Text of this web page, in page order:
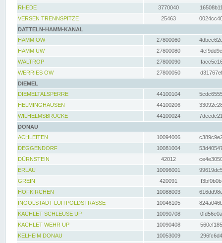
RHEDE
3770040
VERSEN TRENNSPITZE
25463
DATTELN-HAMM-KANAL
HAMM OW
27800060
HAMM UW
27800080
WALTROP
27800090
WERRIES OW
27800050
DIEMEL
DIEMELTALSPERRE
44100104
HELMINGHAUSEN
44100206
WILHELMSBRÜCKE
44100024
DONAU
ACHLEITEN
10094006
DEGGENDORF
10081004
DÜRNSTEIN
42012
ERLAU
10096001
GREIN
420091
HOFKIRCHEN
10088003
INGOLSTADT LUITPOLDSTRASSE
10046105
KACHLET SCHLEUSE UP
10090708
KACHLET WEHR UP
10090408
KELHEIM DONAU
10053009